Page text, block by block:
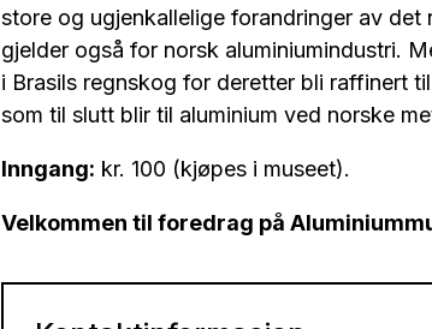
store og ugjenkallelige forandringer av
gjelder også for norsk aluminiumindustri.
i Brasils regnskog for deretter bli raffinert
som til slutt blir til aluminium ved norske
Inngang: kr. 100 (kjøpes i museet).
Velkommen til foredrag på